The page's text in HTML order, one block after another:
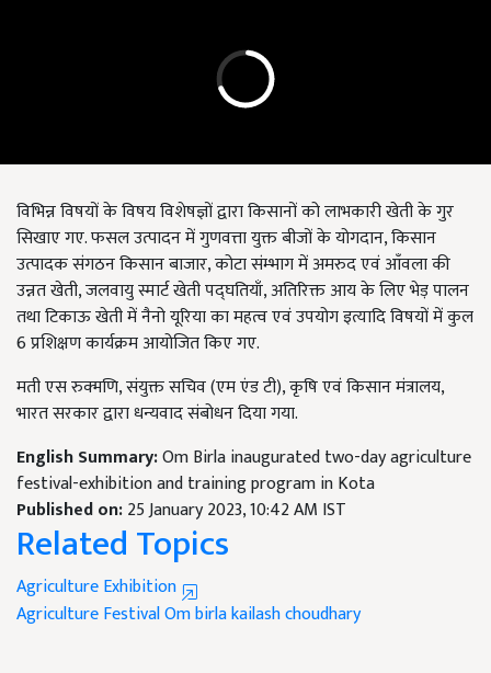
विभिन्न विषयों के विषय विशेषज्ञों द्वारा किसानों को लाभकारी खेती के गुर
सिखाए गए. फसल उत्पादन में गुणवत्ता युक्त बीजों के योगदान, किसान
उत्पादक संगठन किसान बाजार, कोटा संम्भाग में अमरुद एवं आँवला की
उन्नत खेती, जलवायु स्मार्ट खेती पद्घतियाँ, अतिरिक्त आय के लिए भेड़ पालन
तथा टिकाऊ खेती में नैनो यूरिया का महत्व एवं उपयोग इत्यादि विषयों में कुल
6 प्रशिक्षण कार्यक्रम आयोजित किए गए.
मती एस रुक्मणि, संयुक्त सचिव (एम एंड टी), कृषि एवं किसान मंत्रालय,
भारत सरकार द्वारा धन्यवाद संबोधन दिया गया.
English Summary:Om Birla inaugurated two-day agriculture
festival-exhibition and training program in Kota
Published on:25 January 2023, 10:42 AM IST
Related Topics
Agriculture Exhibition
Agriculture FestivalOm birlakailash choudhary